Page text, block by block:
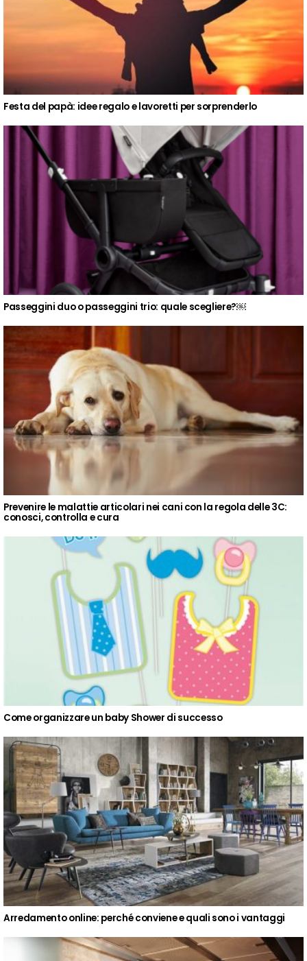
Festa del papà: idee regalo e lavoretti per sorprenderlo
Passeggini duo o passeggini trio: quale scegliere?￼
Prevenire le malattie articolari nei cani con la regola delle 3C:
conosci, controlla e cura
Come organizzare un baby Shower di successo
Arredamento online: perché conviene e quali sono i vantaggi